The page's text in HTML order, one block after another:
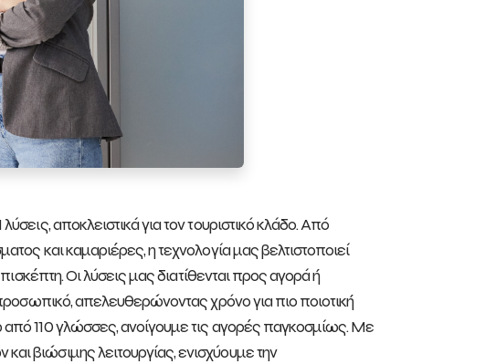
αποκλειστικά για τον τουριστικό κλάδο. Από
και καμαριέρες, η τεχνολογία μας βελτιστοποιεί
Οι λύσεις μας διατίθενται προς αγορά ή
απελευθερώνοντας χρόνο για πιο ποιοτική
110 γλώσσες, ανοίγουμε τις αγορές παγκοσμίως. Με
βιώσιμης λειτουργίας, ενισχύουμε την